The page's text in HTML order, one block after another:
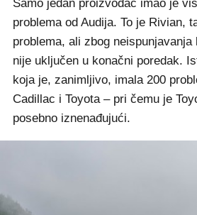
Samo jedan proizvođač imao je
problema od Audija. To je Rivian,
problema, ali zbog
nije uključen u konačni poredak.
koja je, zanimljivo, imala 200
Cadillac i Toyota – pri čemu je
posebno iznenađujući.